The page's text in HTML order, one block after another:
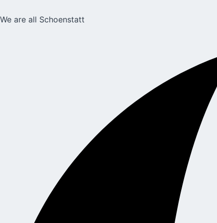
We are all Schoenstatt